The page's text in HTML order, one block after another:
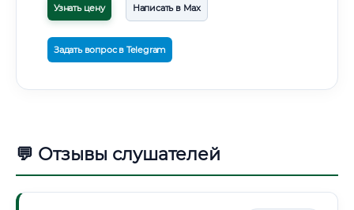
Узнать цену Написать в Max
Задать вопрос в Telegram
💬 Отзывы слушателей